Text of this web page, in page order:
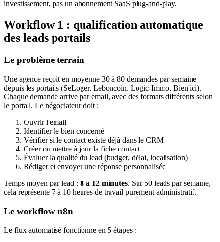
investissement, pas un abonnement SaaS plug-and-play.
Workflow 1 : qualification automatique
des leads portails
Le problème terrain
Une agence reçoit en moyenne 30 à 80 demandes par semaine
depuis les portails (SeLoger, Leboncoin, Logic-Immo, Bien'ici).
Chaque demande arrive par email, avec des formats différents selon
le portail. Le négociateur doit :
Ouvrir l'email
Identifier le bien concerné
Vérifier si le contact existe déjà dans le CRM
Créer ou mettre à jour la fiche contact
Évaluer la qualité du lead (budget, délai, localisation)
Rédiger et envoyer une réponse personnalisée
Temps moyen par lead : 8 à 12 minutes. Sur 50 leads par semaine,
cela représente 7 à 10 heures de travail purement administratif.
Le workflow n8n
Le flux automatisé fonctionne en 5 étapes :